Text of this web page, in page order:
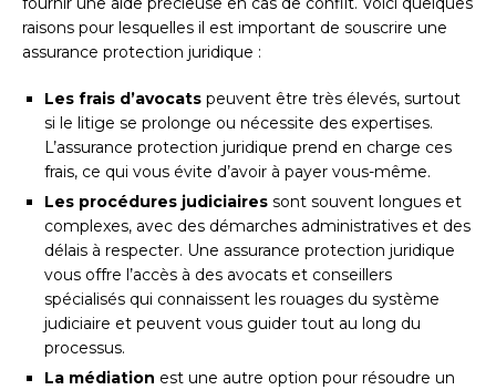
raisons pour lesquelles il est important de souscrire une
assurance protection juridique :
Les frais d’avocats peuvent être très élevés, surtout
si le litige se prolonge ou nécessite des expertises.
L’assurance protection juridique prend en charge ces
frais, ce qui vous évite d’avoir à payer vous-même.
Les procédures judiciaires sont souvent longues et
complexes, avec des démarches administratives et des
délais à respecter. Une assurance protection juridique
vous offre l’accès à des avocats et conseillers
spécialisés qui connaissent les rouages du système
judiciaire et peuvent vous guider tout au long du
processus.
La médiation est une autre option pour résoudre un